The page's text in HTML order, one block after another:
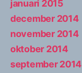
januari 2015
december 2014
november 2014
oktober 2014
september 2014